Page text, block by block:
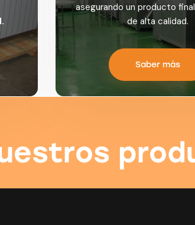
asegurando un producto
de alta calidad.
Saber más